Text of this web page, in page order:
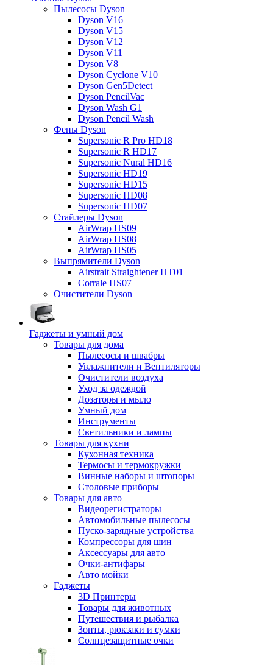
Пылесосы Dyson
Dyson V16
Dyson V15
Dyson V12
Dyson V11
Dyson V8
Dyson Cyclone V10
Dyson Gen5Detect
Dyson PencilVac
Dyson Wash G1
Dyson Pencil Wash
Фены Dyson
Supersonic R Pro HD18
Supersonic R HD17
Supersonic Nural HD16
Supersonic HD19
Supersonic HD15
Supersonic HD08
Supersonic HD07
Стайлеры Dyson
AirWrap HS09
AirWrap HS08
AirWrap HS05
Выпрямители Dyson
Airstrait Straightener HT01
Corrale HS07
Очистители Dyson
Гаджеты и умный дом
Товары для дома
Пылесосы и швабры
Увлажнители и Вентиляторы
Очистители воздуха
Уход за одеждой
Дозаторы и мыло
Умный дом
Инструменты
Светильники и лампы
Товары для кухни
Кухонная техника
Термосы и термокружки
Винные наборы и штопоры
Столовые приборы
Товары для авто
Видеорегистраторы
Автомобильные пылесосы
Пуско-зарядные устройства
Компрессоры для шин
Аксессуары для авто
Очки-антифары
Авто мойки
Гаджеты
3D Принтеры
Товары для животных
Путешествия и рыбалка
Зонты, рюкзаки и сумки
Солнцезащитные очки